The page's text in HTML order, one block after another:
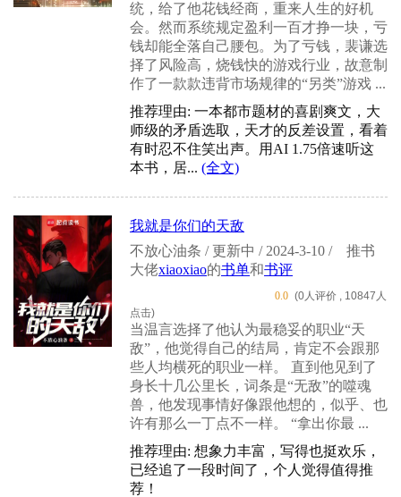
统，给了他花钱经商，重来人生的好机
会。然而系统规定盈利一百才挣一块，亏
钱却能全落自己腰包。为了亏钱，裴谦选
择了风险高，烧钱快的游戏行业，故意制
作了一款款违背市场规律的“另类”游戏 ...
推荐理由: 一本都市题材的喜剧爽文，大
师级的矛盾选取，天才的反差设置，看着
有时忍不住笑出声。用AI 1.75倍速听这
本书，居... (全文)
我就是你们的天敌
不放心油条 / 更新中 / 2024-3-10 /
推书
大佬xiaoxiao的书单和书评
0.0 (0人评价 , 10847人
点击)
当温言选择了他认为最稳妥的职业“天
敌”，他觉得自己的结局，肯定不会跟那
些人均横死的职业一样。 直到他见到了
身长十几公里长，词条是“无敌”的噬魂
兽，他发现事情好像跟他想的，似乎、也
许有那么一丁点不一样。 “拿出你最 ...
推荐理由: 想象力丰富，写得也挺欢乐，
已经追了一段时间了，个人觉得值得推
荐！